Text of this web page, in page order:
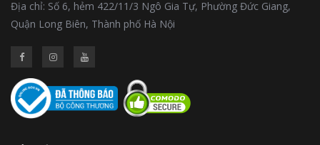
Địa chỉ: Số 6, hẻm 422/11/3 Ngô Gia Tự, Phường Đức Giang,
Quận Long Biên, Thành phố Hà Nội